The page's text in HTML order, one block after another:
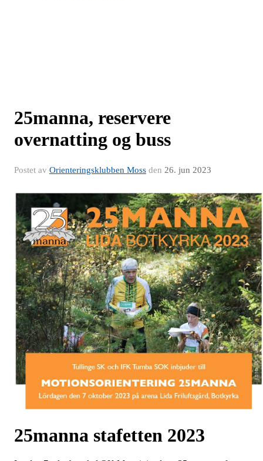
25manna, reservere
overnatting og buss
Postet av Orienteringsklubben Moss den 26. jun 2023
25manna stafetten 2023